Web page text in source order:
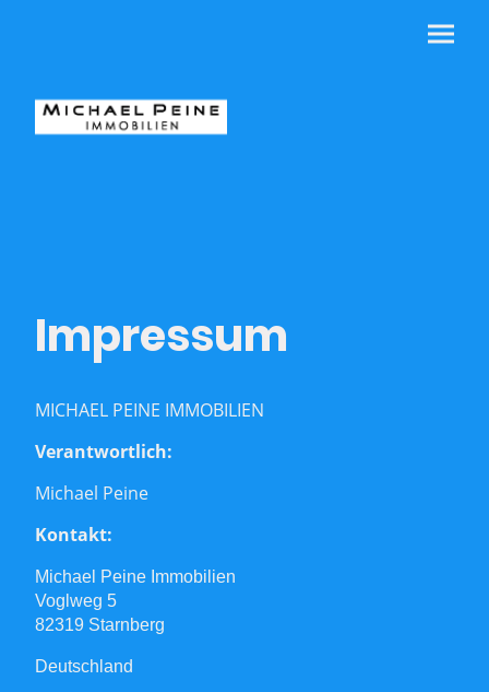
Impressum
MICHAEL PEINE IMMOBILIEN
Verantwortlich:
Michael Peine
Kontakt:
Michael Peine Immobilien
Voglweg 5
82319 Starnberg
Deutschland